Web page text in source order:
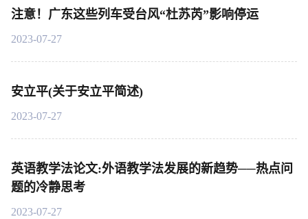
注意！广东这些列车受台风“杜苏芮”影响停运
2023-07-27
安立平(关于安立平简述)
2023-07-27
英语教学法论文:外语教学法发展的新趋势──热点问
题的冷静思考
2023-07-27